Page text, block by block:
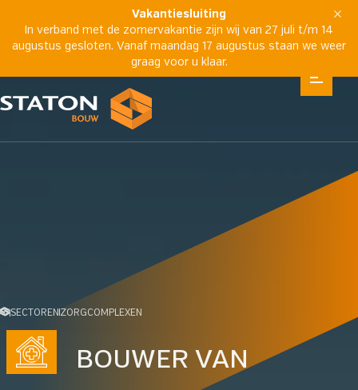
Vakantiesluiting
In verband met de zomervakantie zijn wij van 27 juli t/m 14
augustus gesloten. Vanaf maandag 17 augustus staan we weer
graag voor u klaar.
SECTOREN ZORGCOMPLEXEN
BOUWER VAN